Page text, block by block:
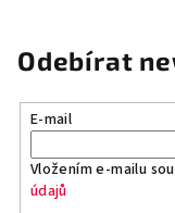
Odebírat
E-mail
Vložením e-mailu
údajů